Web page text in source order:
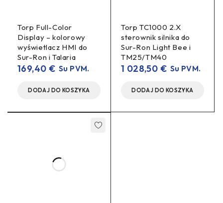
Powłoka
(powder coat), wykończenie
odporne na korozję
Chłodzenie
Inżynieryjnie ukształtowany
przepływ powietrza
Pogrubiona płyta dla większej
Torp Full-Color
Display – kolorowy
wyświetlacz HMI do
Sur-Ron i Talaria
169,40 € Su PVM.
DODAJ DO KOSZYKA
Torp TC1000 2.X
sterownik silnika do
Sur-Ron Light Bee i
TM25/TM40
1 028,50 € Su PVM.
DODAJ DO KOSZYKA